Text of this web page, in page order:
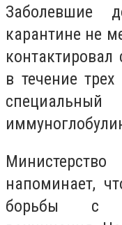
Заболевшие
карантине не
в течение
напоминает,
борьбы с